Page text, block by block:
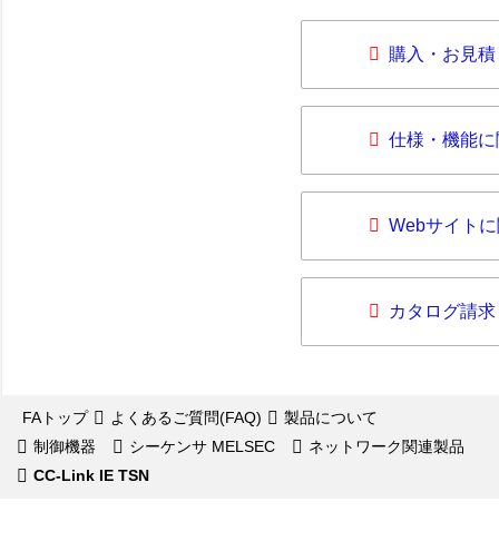
購入・お見
仕様・機能
Webサイト
カタログ請求
FAトップ よくあるご質問(FAQ)
製品について
制御機器
シーケンサ MELSEC
ネットワーク関連製品
CC-Link IE TSN